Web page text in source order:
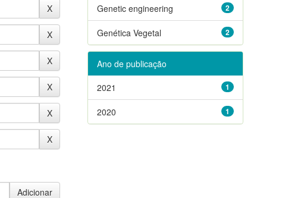
2
Genetic engineering
2
Genética Vegetal
Ano de publicação
1
2021
1
2020